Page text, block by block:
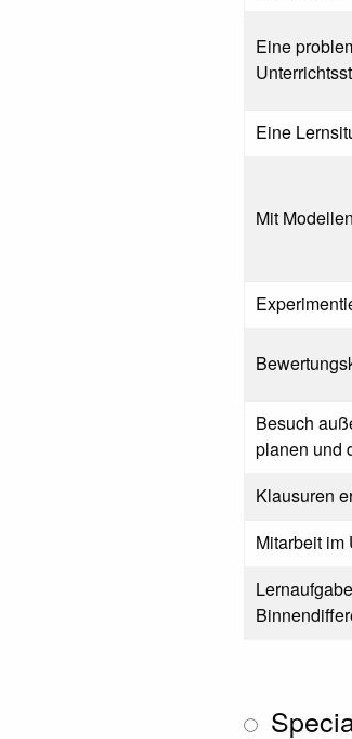
Eine
Eine
Mit
Besuch
planen und
Klausuren
Mitarbeit im